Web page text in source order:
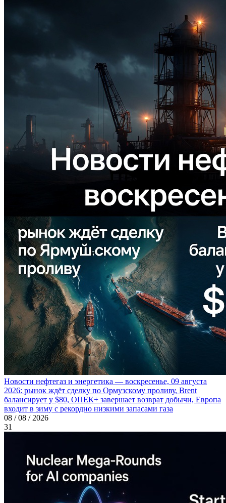
Новости нефтегаз и энергетика — воскресенье, 09 августа
2026: рынок ждёт сделку по Ормузскому проливу, Brent
балансирует у $80, ОПЕК+ завершает возврат добычи, Европа
входит в зиму с рекордно низкими запасами газа
08 / 08 / 2026
31